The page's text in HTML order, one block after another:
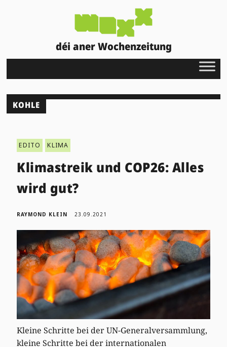
déi aner Wochenzeitung
KOHLE
EDITO KLIMA
Klimastreik und COP26: Alles
wird gut?
RAYMOND KLEIN 23.09.2021
Kleine Schritte bei der UN-Generalversammlung,
kleine Schritte bei der internationalen